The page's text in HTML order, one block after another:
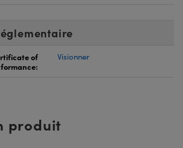
of
Visionner
produit